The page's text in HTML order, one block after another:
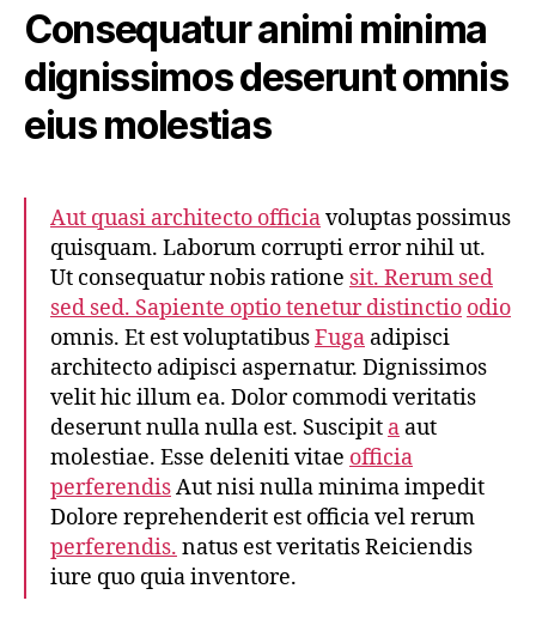
Consequatur animi minima
dignissimos deserunt omnis
eius molestias
Aut quasi architecto officiavoluptas possimus
quisquam. Laborum corrupti error nihil ut.
Ut consequatur nobis ratione sit. Rerum sed
sed sed. Sapiente optio tenetur distinctio odio
omnis. Et est voluptatibusFuga adipisci
architecto adipisci aspernatur. Dignissimos
velit hic illum ea. Dolor commodi veritatis
deserunt nulla nulla est. Suscipit a aut
molestiae. Esse deleniti vitae officia
perferendisAut nisi nulla minima impedit
Dolore reprehenderit est officia vel rerum
perferendis. natus est veritatis Reiciendis
iure quo quia inventore.